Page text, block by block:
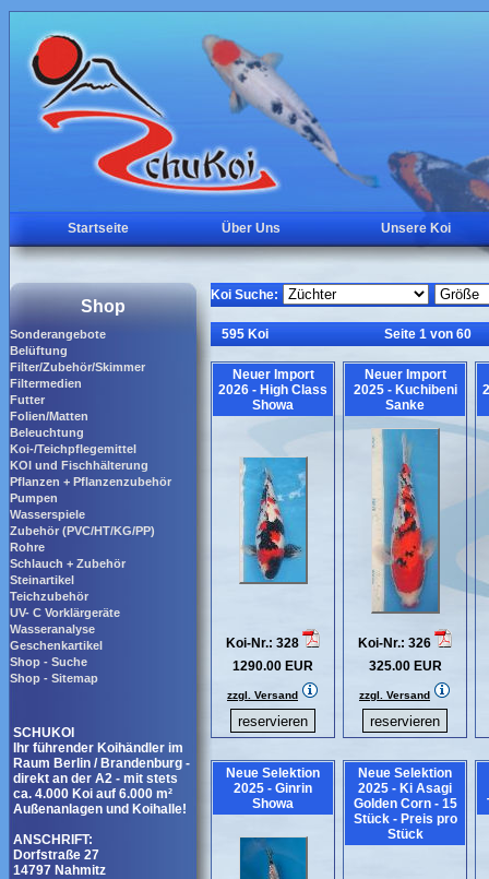
Startseite Über Uns Unsere Koi
Shop
Sonderangebote
Belüftung
Filter/Zubehör/Skimmer
Filtermedien
Futter
Folien/Matten
Beleuchtung
Koi-/Teichpflegemittel
KOI und Fischhälterung
Pflanzen + Pflanzenzubehör
Pumpen
Wasserspiele
Zubehör (PVC/HT/KG/PP)
Rohre
Schlauch + Zubehör
Steinartikel
Teichzubehör
UV- C Vorklärgeräte
Wasseranalyse
Geschenkartikel
Shop - Suche
Shop - Sitemap
SCHUKOI
Ihr führender Koihändler im
Raum Berlin / Brandenburg -
direkt an der A2 - mit stets
ca. 4.000 Koi auf 6.000 m²
Außenanlagen und Koihalle!
ANSCHRIFT:
Dorfstraße 27
14797 Nahmitz
Koi Suche:
595 Koi Seite 1 von 60
Neuer Import
2026 - High Class
Showa
Koi-Nr.: 328
1290.00 EUR
zzgl. Versand
Neuer Import
2025 - Kuchibeni
Sanke
Koi-Nr.: 326
325.00 EUR
zzgl. Versand
Neue Selektion
2025 - Ginrin
Showa
Neue Selektion
2025 - Ki Asagi
Golden Corn - 15
Stück - Preis pro
Stück